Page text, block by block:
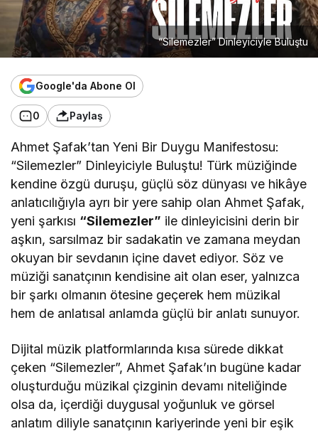
“Silemezler” Dinleyiciyle Buluştu
Google'da Abone Ol
0 Paylaş
Ahmet Şafak’tan Yeni Bir Duygu Manifestosu:
“Silemezler” Dinleyiciyle Buluştu! Türk müziğinde
kendine özgü duruşu, güçlü söz dünyası ve hikâye
anlatıcılığıyla ayrı bir yere sahip olan Ahmet Şafak,
yeni şarkısı “Silemezler” ile dinleyicisini derin bir
aşkın, sarsılmaz bir sadakatin ve zamana meydan
okuyan bir sevdanın içine davet ediyor. Söz ve
müziği sanatçının kendisine ait olan eser, yalnızca
bir şarkı olmanın ötesine geçerek hem müzikal
hem de anlatısal anlamda güçlü bir anlatı sunuyor.
Dijital müzik platformlarında kısa sürede dikkat
çeken “Silemezler”, Ahmet Şafak’ın bugüne kadar
oluşturduğu müzikal çizginin devamı niteliğinde
olsa da, içerdiği duygusal yoğunluk ve görsel
anlatım diliyle sanatçının kariyerinde yeni bir eşik